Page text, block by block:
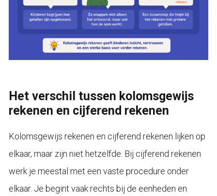
Het verschil tussen kolomsgewijs
rekenen en cijferend rekenen
Kolomsgewijs rekenen en cijferend rekenen lijken op
elkaar, maar zijn niet hetzelfde. Bij cijferend rekenen
werk je meestal met een vaste procedure onder
elkaar. Je begint vaak rechts bij de eenheden en